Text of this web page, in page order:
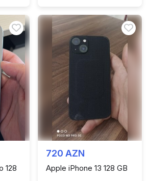
128
720 AZN
Apple iPhone 13 128 GB